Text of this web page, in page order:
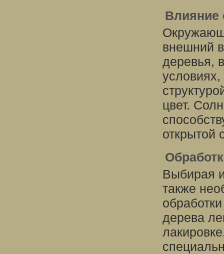
Влияние
внешний
деревья,
цвет.
открытой
Выбирая
также
дерева